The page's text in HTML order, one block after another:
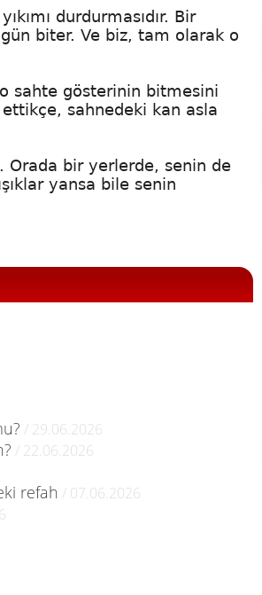
durdurmasıdır. Bir
biter. Ve biz, tam olarak o
sahte gösterinin bitmesini
sahnedeki kan asla
Orada bir yerlerde, senin de
yansa bile senin
/ 29.06.2026
/ 22.06.2026
refah / 07.06.2026